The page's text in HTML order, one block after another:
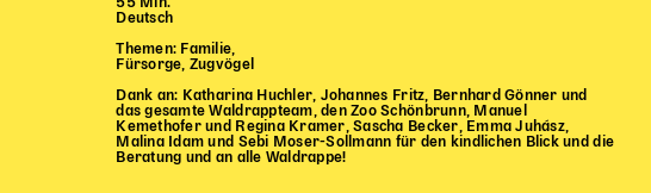
55 Min.
Deutsch
Themen: Familie,
Fürsorge, Zugvögel
Dank an: Katharina Huchler, Johannes Fritz, Bernhard Gönner und
das gesamte Waldrappteam, den Zoo Schönbrunn, Manuel
Kemethofer und Regina Kramer, Sascha Becker, Emma Juhász,
Malina Idam und Sebi Moser-Sollmann für den kindlichen Blick und die
Beratung und an alle Waldrappe!